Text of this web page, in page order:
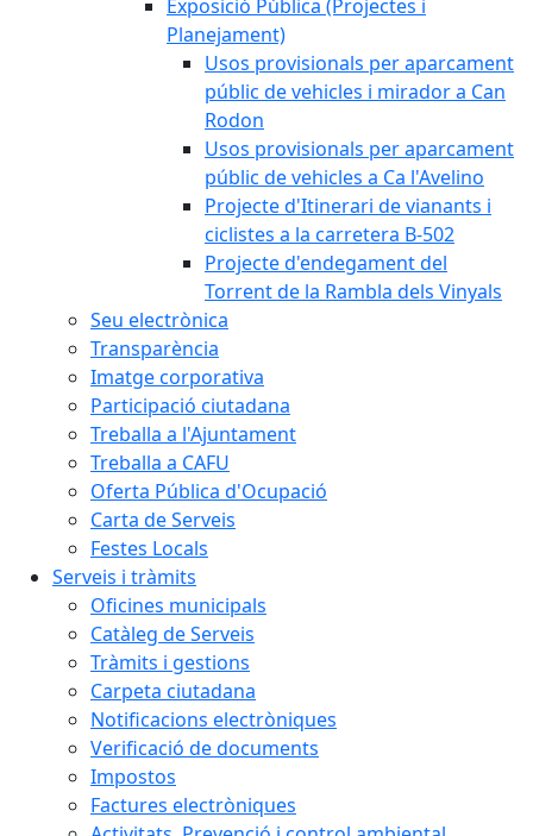
Exposició Pública (Projectes i
Planejament)
Usos provisionals per aparcament
públic de vehicles i mirador a Can
Rodon
Usos provisionals per aparcament
públic de vehicles a Ca l'Avelino
Projecte d'Itinerari de vianants i
ciclistes a la carretera B-502
Projecte d'endegament del
Torrent de la Rambla dels Vinyals
Seu electrònica
Transparència
Imatge corporativa
Participació ciutadana
Treballa a l'Ajuntament
Treballa a CAFU
Oferta Pública d'Ocupació
Carta de Serveis
Festes Locals
Serveis i tràmits
Oficines municipals
Catàleg de Serveis
Tràmits i gestions
Carpeta ciutadana
Notificacions electròniques
Verificació de documents
Impostos
Factures electròniques